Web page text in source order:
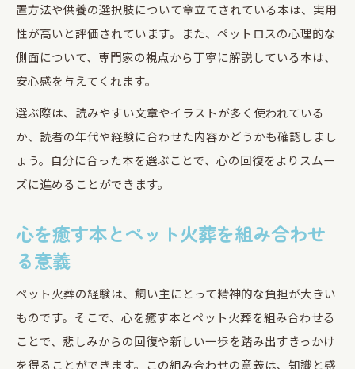
置方法や供養の選択肢について章立てされている本は、実用
性が高いと評価されています。また、ペットロスの心理的な
側面について、専門家の視点から丁寧に解説している本は、
安心感を与えてくれます。
選ぶ際は、読みやすい文章やイラストが多く使われている
か、読者の年代や経験に合わせた内容かどうかも確認しまし
ょう。自分に合った本を選ぶことで、心の回復をよりスムー
ズに進めることができます。
心を癒す本とペット火葬を組み合わせ
る意義
ペット火葬の経験は、飼い主にとって精神的な負担が大きい
ものです。そこで、心を癒す本とペット火葬を組み合わせる
ことで、悲しみからの回復や新しい一歩を踏み出すきっかけ
を得ることができます。この組み合わせの意義は、知識と感